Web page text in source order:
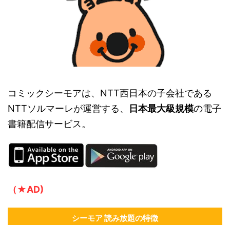
コミックシーモアは、NTT西日本の子会社である
NTTソルマーレが運営する、
日本最大級規模の電子
書籍配信サービス。
（★AD)
シーモア 読み放題の特徴